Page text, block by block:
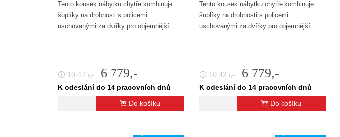
Tento kousek nábytku chytře kombinuje
šuplíky na drobnosti s policemi
uschovanými za dvířky pro objemnější
🛈 10 425,- 6 779,-
K odeslání do 14 pracovních dnů
Do košíku
Tento kousek nábytku chytře kombinuje
šuplíky na drobnosti s policemi
uschovanými za dvířky pro objemnější
🛈 10 425,- 6 779,-
K odeslání do 14 pracovních dnů
Do košíku